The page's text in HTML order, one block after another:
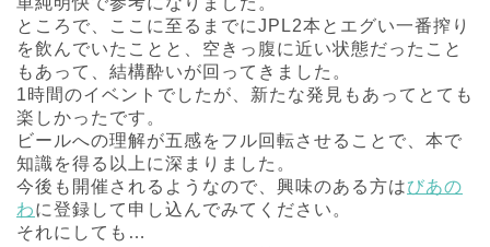
ところで、ここに至るまでにJPL2本とエグい一番搾り
を飲んでいたことと、空きっ腹に近い状態だったこと
もあって、結構酔いが回ってきました。
1時間のイベントでしたが、新たな発見もあってとても
楽しかったです。
ビールへの理解が五感をフル回転させることで、本で
知識を得る以上に深まりました。
今後も開催されるようなので、興味のある方はびあの
わに登録して申し込んでみてください。
それにしても…